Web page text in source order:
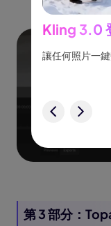
第 3 部分：
Kling 3.0
讓任何照片一鍵